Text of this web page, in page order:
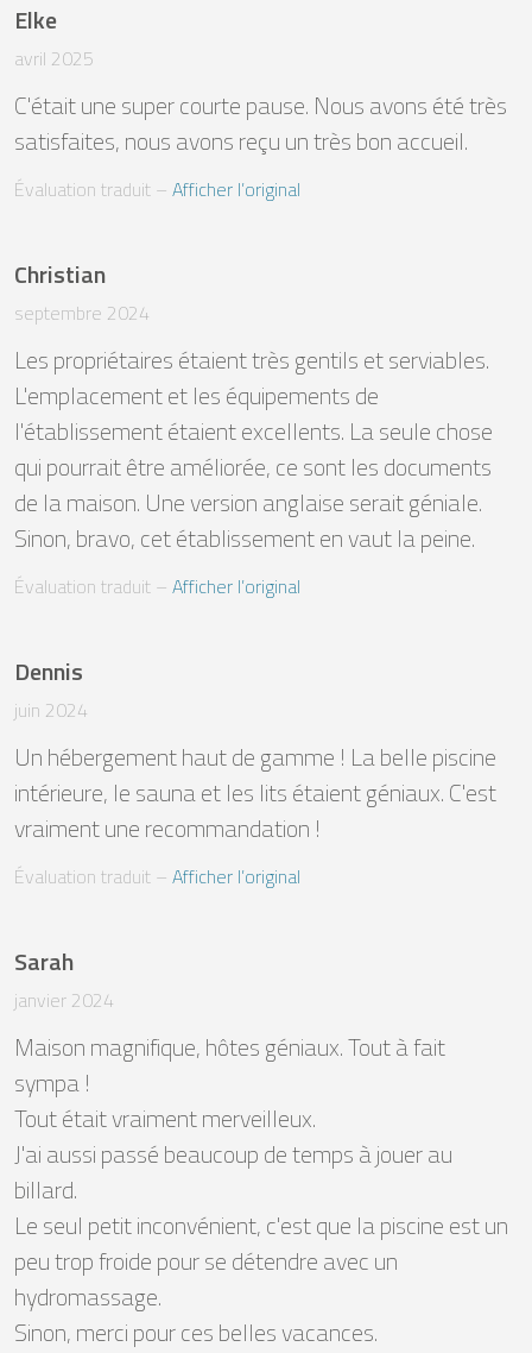
Elke
avril 2025
C'était une super courte pause. Nous avons été très
satisfaites, nous avons reçu un très bon accueil.
Évaluation traduit – Afficher l’original
Christian
septembre 2024
Les propriétaires étaient très gentils et serviables.
L'emplacement et les équipements de
l'établissement étaient excellents. La seule chose
qui pourrait être améliorée, ce sont les documents
de la maison. Une version anglaise serait géniale.
Sinon, bravo, cet établissement en vaut la peine.
Évaluation traduit – Afficher l’original
Dennis
juin 2024
Un hébergement haut de gamme ! La belle piscine
intérieure, le sauna et les lits étaient géniaux. C'est
vraiment une recommandation !
Évaluation traduit – Afficher l’original
Sarah
janvier 2024
Maison magnifique, hôtes géniaux. Tout à fait
sympa !
Tout était vraiment merveilleux.
J'ai aussi passé beaucoup de temps à jouer au
billard.
Le seul petit inconvénient, c'est que la piscine est un
peu trop froide pour se détendre avec un
hydromassage.
Sinon, merci pour ces belles vacances.